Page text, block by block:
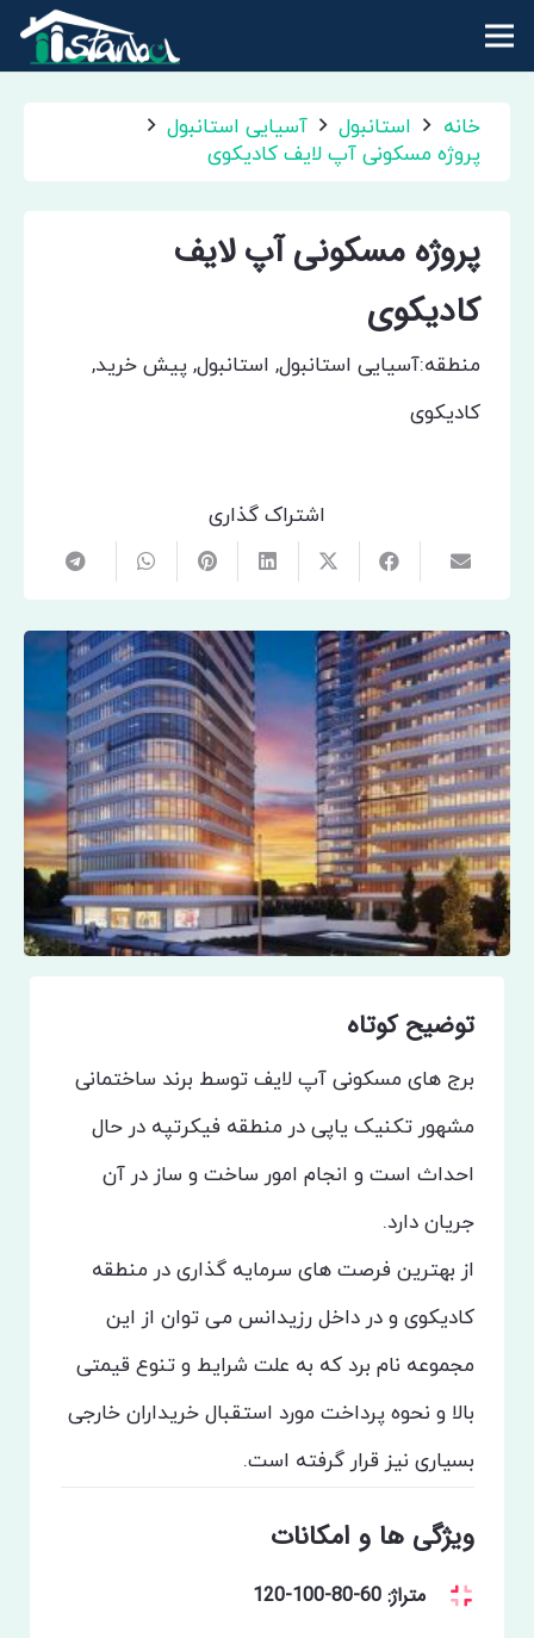
خانه استانبول
آسیایی استانبول
پروژه مسکونی آپ لایف کادیکوی
پروژه مسکونی آپ لایف
کادیکوی
منطقه:آسیایی استانبول, استانبول,پیش خرید,
کادیکوی
اشتراک گذاری
توضیح کوتاه
برج های مسکونی آپ لایف توسط برند ساختمانی
مشهور تکنیک یاپی در منطقه فیکرتپه در حال
احداث است و انجام امور ساخت و ساز در آن
جریان دارد.
از بهترین فرصت های سرمایه گذاری در منطقه
کادیکوی و در داخل رزیدانس می توان از این
مجموعه نام برد که به علت شرایط و تنوع قیمتی
بالا و نحوه پرداخت مورد استقبال خریداران خارجی
بسیاری نیز قرار گرفته است.
ویژگی ها و امکانات
متراژ: 60-80-100-120